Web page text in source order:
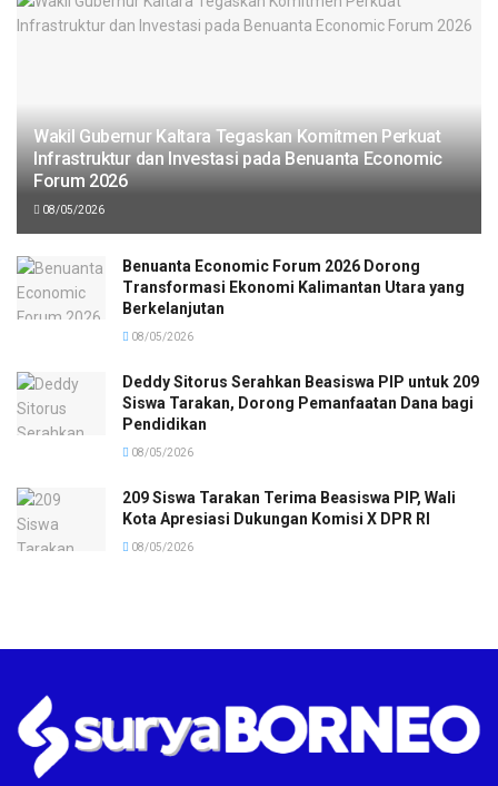
Wakil Gubernur Kaltara Tegaskan Komitmen Perkuat
Infrastruktur dan Investasi pada Benuanta Economic
Forum 2026
08/05/2026
Benuanta Economic Forum 2026 Dorong
Transformasi Ekonomi Kalimantan Utara yang
Berkelanjutan
08/05/2026
Deddy Sitorus Serahkan Beasiswa PIP untuk 209
Siswa Tarakan, Dorong Pemanfaatan Dana bagi
Pendidikan
08/05/2026
209 Siswa Tarakan Terima Beasiswa PIP, Wali
Kota Apresiasi Dukungan Komisi X DPR RI
08/05/2026